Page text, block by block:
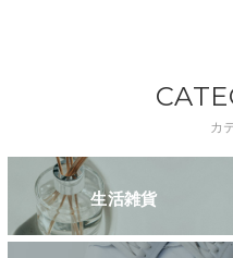
カ
生活雑貨